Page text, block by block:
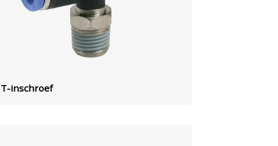
T-inschroef